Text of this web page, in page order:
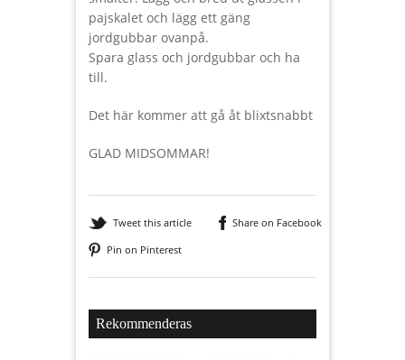
pajskalet och lägg ett gäng
jordgubbar ovanpå.
Spara glass och jordgubbar och ha
till.
Det här kommer att gå åt blixtsnabbt
GLAD MIDSOMMAR!
Tweet this article
Share on Facebook
Pin on Pinterest
Rekommenderas